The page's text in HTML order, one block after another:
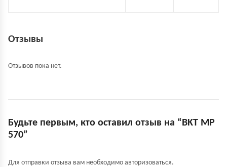
Отзывы
Отзывов пока нет.
Будьте первым, кто оставил отзыв на “BKT MP
570”
Для отправки отзыва вам необходимо авторизоваться.